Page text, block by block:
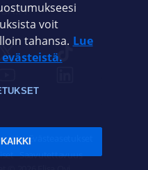
Evästeasetukset
Saavutettavuus
voit
tahansa. Lue